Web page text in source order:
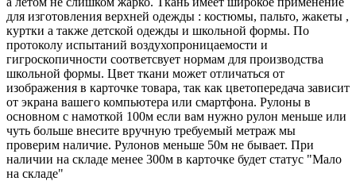
для изготовления верхней одежды : костюмы, пальто, жакеты ,
куртки а также детской одежды и школьной формы. По
протоколу испытаний воздухопроницаемости и
гигроскопичности соответсвует нормам для производства
школьной формы. Цвет ткани может отличаться от
изображения в карточке товара, так как цветопередача зависит
от экрана вашего компьютера или смартфона. Рулоны в
основном с намоткой 100м если вам нужно рулон меньше или
чуть больше внесите вручную требуемый метраж мы
проверим наличие. Рулонов меньше 50м не бывает. При
наличии на складе менее 300м в карточке будет статус "Мало
на складе"